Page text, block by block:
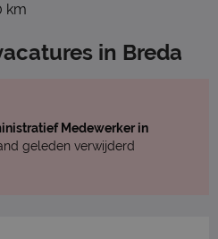
km
in Breda
Medewerker in
geleden verwijderd